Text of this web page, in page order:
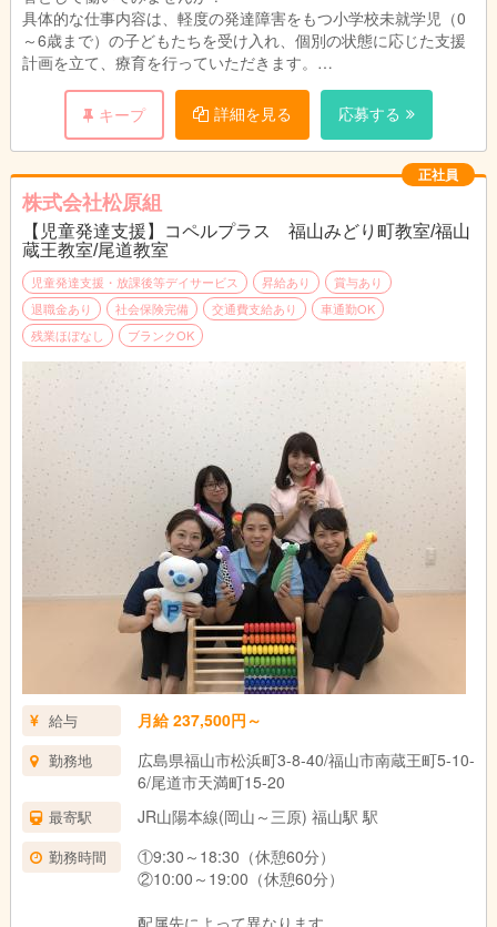
具体的な仕事内容は、軽度の発達障害をもつ小学校未就学児（0
～6歳まで）の子どもたちを受け入れ、個別の状態に応じた支援
計画を立て、療育を行っていただきます。
持ち帰りの仕事はなしで、残業もほとんどありません。
入社後、研修制度がありますので未経験でも大丈夫です！
児童発達支援管理責任者に就任した場合は、
保護者対応や利用者への支援内容の作成などもあります。
＜具体的な業務内容＞
・個別レッスン（50分間）
・保護者への報告、ヒヤリング（10分間）
・教材の準備、レポート作成
・教室内整備等、付帯業務
キープ 詳細を見る 応募する
正社員
株式会社松原組
【児童発達支援】コペルプラス 福山みどり町教室/福山
蔵王教室/尾道教室
児童発達支援・放課後等デイサービス 昇給あり
賞与あり
退職金あり
社会保険完備 交通費支給あり
車通勤OK
残業ほぼなし
ブランクOK
給与 月給 237,500円～
勤務地
広島県福山市松浜町3-8-40/福山市南蔵王町5-10-
6/尾道市天満町15-20
最寄駅 JR山陽本線(岡山～三原) 福山駅 駅
勤務時間
①9:30～18:30（休憩60分）
②10:00～19:00（休憩60分）
配属先によって異なります